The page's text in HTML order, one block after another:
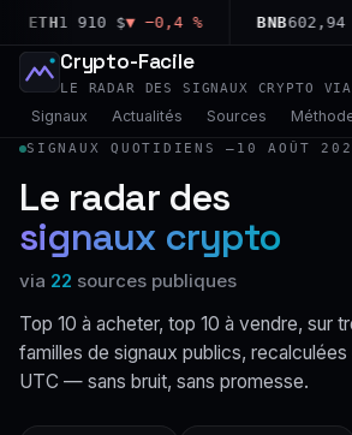
ETH1 910 $▼ −0,4 % BNB602,94 $▲
Crypto-Facile
LE RADAR DES SIGNAUX CRYPTO
Signaux Actualités Sources
SIGNAUX QUOTIDIENS — 10 AOÛT
Le radar des
signaux crypto
via 22 sources publiques
Top 10 à acheter, top 10 à vendre, sur
familles de signaux publics,
UTC — sans bruit, sans promesse.